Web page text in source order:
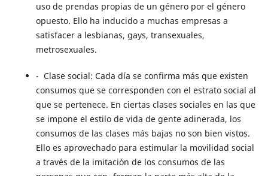
uso de prendas propias de un género por el género
opuesto. Ello ha inducido a muchas empresas a
satisfacer a lesbianas, gays, transexuales,
metrosexuales.
- Clase social: Cada día se confirma más que existen
consumos que se corresponden con el estrato social al
que se pertenece. En ciertas clases sociales en las que
se impone el estilo de vida de gente adinerada, los
consumos de las clases más bajas no son bien vistos.
Ello es aprovechado para estimular la movilidad social
a través de la imitación de los consumos de las